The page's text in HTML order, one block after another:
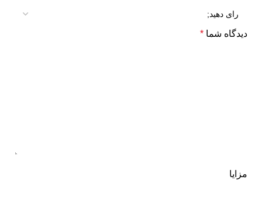
دیدگاه شما *
مزایا